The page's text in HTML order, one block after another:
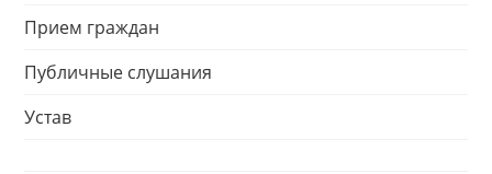
Прием граждан
Публичные слушания
Устав